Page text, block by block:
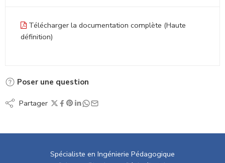
Télécharger la documentation complète (Haute
définition)
Poser une question
Partager
Spécialiste en Ingénierie Pédagogique